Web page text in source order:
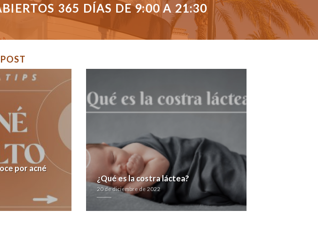
365 DÍAS DE 9:00 A 21:30
por acné
¿Qué es la costra láctea?
20 de diciembre de 2022